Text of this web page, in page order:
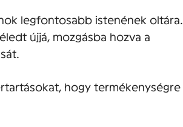
legfontosabb istenének oltára.
újjá, mozgásba hozva a
hogy termékenységre